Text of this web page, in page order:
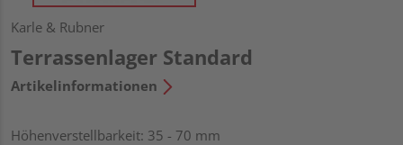
Karle & Rubner
Terrassenlager Standard
Artikelinformationen
Höhenverstellbarkeit: 35 - 70 mm